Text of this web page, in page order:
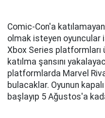
Comic-Con'a
olmak isteyen oyuncular
Xbox Series
katılma şansını
platformlarda Marvel
bulacaklar. Oyunun
başlayıp 5 Ağustos'a